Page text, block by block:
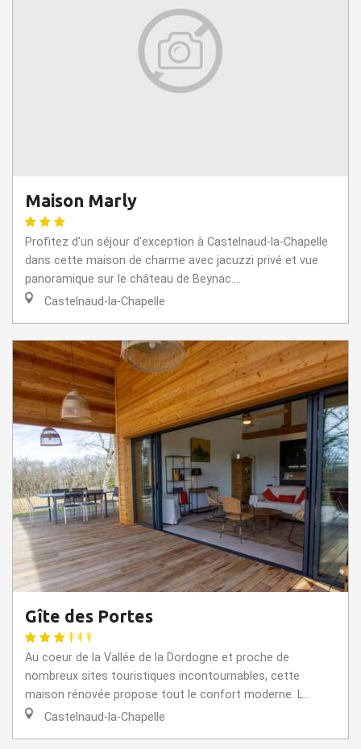
Maison Marly
Profitez d'un séjour d'exception à Castelnaud-la-Chapelle
dans cette maison de charme avec jacuzzi privé et vue
panoramique sur le château de Beynac....
Castelnaud-la-Chapelle
Gîte des Portes
Au coeur de la Vallée de la Dordogne et proche de
nombreux sites touristiques incontournables, cette
maison rénovée propose tout le confort moderne. L...
Castelnaud-la-Chapelle